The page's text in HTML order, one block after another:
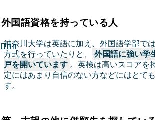
外国語資格を持っている人
神奈川大学は英語に加え、外国語学部で
方式を行っていたりと、
外国語に強い学
戸を開いています 。英検は高いスコアを
定にはあまり自信のない方などにはとて
す。